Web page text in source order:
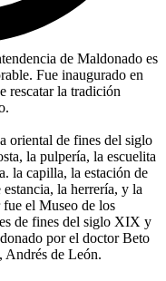
de Maldonado es
Fue inaugurado en
rescatar la tradición
oriental de fines del siglo
la pulpería, la escuelita
la capilla, la estación de
la herrería, y la
el Museo de los
de fines del siglo XIX y
por el doctor Beto
Andrés de León.